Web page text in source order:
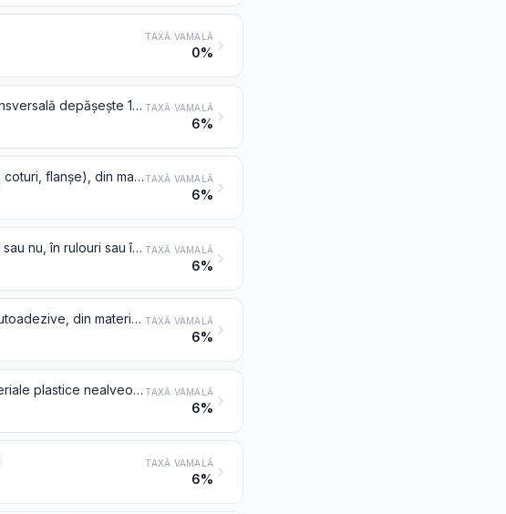
TAXĂ VAMALĂ
0%
Monofilamente a căror dimensiune maximă în secțiunea transversală depășește 1 mm (monofire), inele, tije, bare și profile, chiar prelucrate la suprafață, dar neprelucrate altfel, din material plastic TAXĂ VAMALĂ
6%
Tuburi, țevi și accesorii ale acestora (de exemplu, îmbinări, coturi, flanșe), din materiale plastice TAXĂ VAMALĂ
6%
Învelitori din materiale plastice pentru podele, autoadezive sau nu, în rulouri sau în formă de plăci de pardoseală sau de dale; învelitori pentru pereți și tavane din materiale plastice definite la nota 9 din acest capitol TAXĂ VAMALĂ
6%
Plăci, foi, folii, benzi, panglici, pelicule și alte forme plate autoadezive, din materiale plastice, chiar în rulouri TAXĂ VAMALĂ
6%
Alte plăci, foi, folii, pelicule, benzi, panglici și lame, din materiale plastice nealveolare, neranforsate, nestratificate, neasociate cu alte materiale, neprevăzute cu un suport TAXĂ VAMALĂ
6%
TAXĂ VAMALĂ
6%